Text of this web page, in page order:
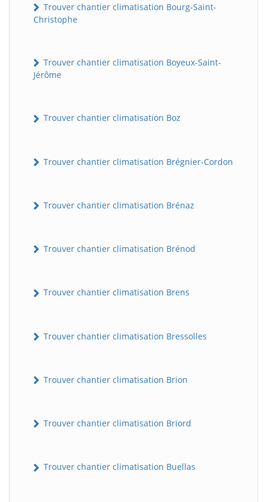
Trouver chantier climatisation Bourg-Saint-
Christophe
Trouver chantier climatisation Boyeux-Saint-
Jérôme
Trouver chantier climatisation Boz
Trouver chantier climatisation Brégnier-Cordon
Trouver chantier climatisation Brénaz
Trouver chantier climatisation Brénod
Trouver chantier climatisation Brens
Trouver chantier climatisation Bressolles
Trouver chantier climatisation Brion
Trouver chantier climatisation Briord
Trouver chantier climatisation Buellas